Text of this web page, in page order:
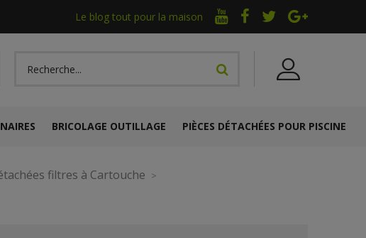
Le blog tout pour la maison
BRICOLAGE OUTILLAGE PIÈCES DÉTACHÉES POUR PISCINE
filtres à Cartouche